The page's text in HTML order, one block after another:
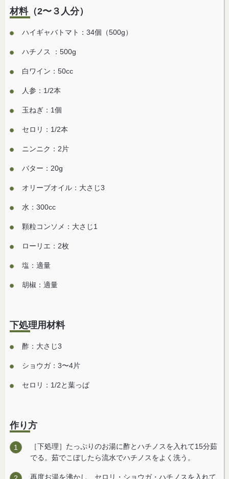
材料（2〜３人分）
ハイギャバトマト：34個（500g）
ハチノス ：500g
白ワイン：50cc
人参：1/2本
玉ねぎ：1個
セロリ：1/2本
ニンニク：2片
バター：20g
オリーブオイル：大さじ3
水：300cc
顆粒コンソメ：大さじ1
ローリエ：2枚
塩：適量
胡椒：適量
下処理用材料
酢：大さじ3
ショウガ：3〜4片
セロリ：1/2と葉っぱ
作り方
［下処理］たっぷりのお湯に酢とハチノスを入れて15分茹
でる。茹でこぼしたら流水でハチノスをよく洗う。
再度お湯を沸かし、セロリ・ショウガ・ハチノスを入れて